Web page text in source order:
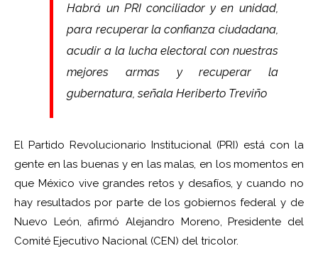
Habrá un PRI conciliador y en unidad,
para recuperar la confianza ciudadana,
acudir a la lucha electoral con nuestras
mejores armas y recuperar la
gubernatura, señala Heriberto Treviño
El Partido Revolucionario Institucional (PRI) está con la
gente en las buenas y en las malas, en los momentos en
que México vive grandes retos y desafíos, y cuando no
hay resultados por parte de los gobiernos federal y de
Nuevo León, afirmó Alejandro Moreno, Presidente del
Comité Ejecutivo Nacional (CEN) del tricolor.